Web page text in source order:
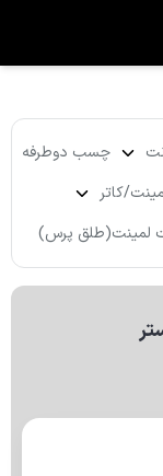
چسب دوطرفه
کاتر
لمینت(طلق پرس)